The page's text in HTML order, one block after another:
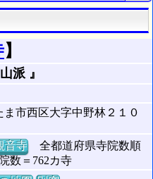
】
派 』
ま市西区大字中野林２１０
音寺全都道府県寺院数順
数＝762カ寺